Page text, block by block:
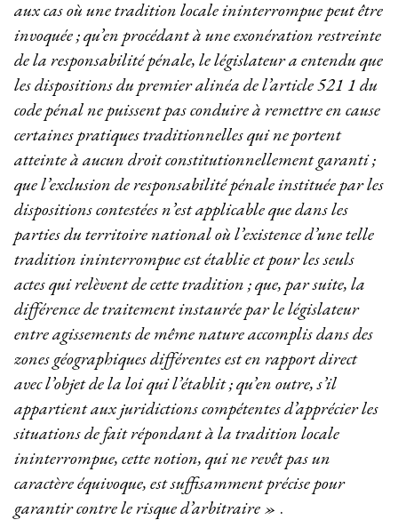
aux cas où une tradition locale ininterrompue peut être
invoquée ; qu’en procédant à une exonération restreinte
de la responsabilité pénale, le législateur a entendu que
les dispositions du premier alinéa de l’article 521 1 du
code pénal ne puissent pas conduire à remettre en cause
certaines pratiques traditionnelles qui ne portent
atteinte à aucun droit constitutionnellement garanti ;
que l’exclusion de responsabilité pénale instituée par les
dispositions contestées n’est applicable que dans les
parties du territoire national où l’existence d’une telle
tradition ininterrompue est établie et pour les seuls
actes qui relèvent de cette tradition ; que, par suite, la
différence de traitement instaurée par le législateur
entre agissements de même nature accomplis dans des
zones géographiques différentes est en rapport direct
avec l’objet de la loi qui l’établit ; qu’en outre, s’il
appartient aux juridictions compétentes d’apprécier les
situations de fait répondant à la tradition locale
ininterrompue, cette notion, qui ne revêt pas un
caractère équivoque, est suffisamment précise pour
garantir contre le risque d’arbitraire » .